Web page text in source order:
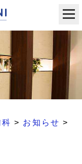
> お知らせ >